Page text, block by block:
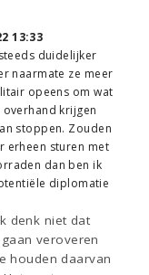
13:33
duidelijker
naarmate ze meer
opeens om wat
krijgen
stoppen. Zouden
erheen sturen met
dan ben ik
diplomatie
denk niet dat
veroveren
houden daarvan